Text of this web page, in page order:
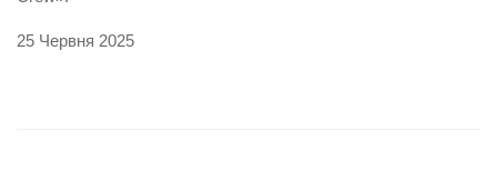
25 Червня 2025